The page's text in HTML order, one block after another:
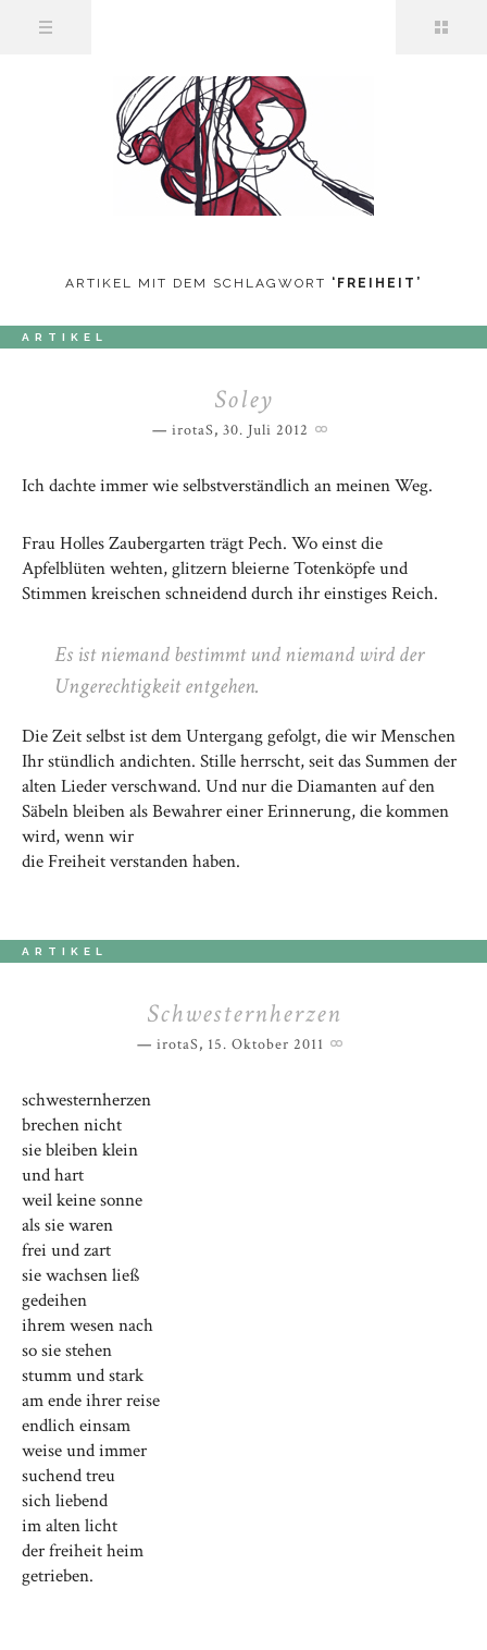
ARTIKEL MIT DEM SCHLAGWORT ‘ FREIHEIT ’
ARTIKEL
Soley
irotaS, 30. Juli 2012
Ich dachte immer wie selbstverständlich an meinen Weg.
Frau Holles Zaubergarten trägt Pech. Wo einst die
Apfelblüten wehten, glitzern bleierne Totenköpfe und
Stimmen kreischen schneidend durch ihr einstiges Reich.
Es ist niemand bestimmt und niemand wird der
Ungerechtigkeit entgehen.
Die Zeit selbst ist dem Untergang gefolgt, die wir Menschen
Ihr stündlich andichten. Stille herrscht, seit das Summen der
alten Lieder verschwand. Und nur die Diamanten auf den
Säbeln bleiben als Bewahrer einer Erinnerung, die kommen
wird, wenn wir
die Freiheit verstanden haben.
ARTIKEL
Schwesternherzen
irotaS, 15. Oktober 2011
schwesternherzen
brechen nicht
sie bleiben klein
und hart
weil keine sonne
als sie waren
frei und zart
sie wachsen ließ
gedeihen
ihrem wesen nach
so sie stehen
stumm und stark
am ende ihrer reise
endlich einsam
weise und immer
suchend treu
sich liebend
im alten licht
der freiheit heim
getrieben.